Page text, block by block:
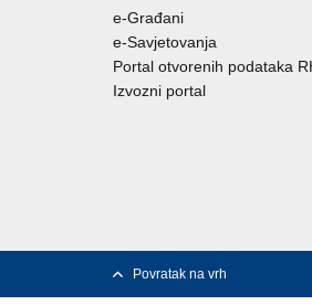
e-Građani
e-Savjetovanja
Portal otvorenih podataka
Izvozni portal
Povratak na vrh